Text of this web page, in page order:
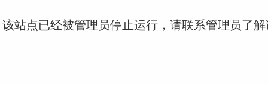
站点已经被管理员停止运行，请联系管理员了